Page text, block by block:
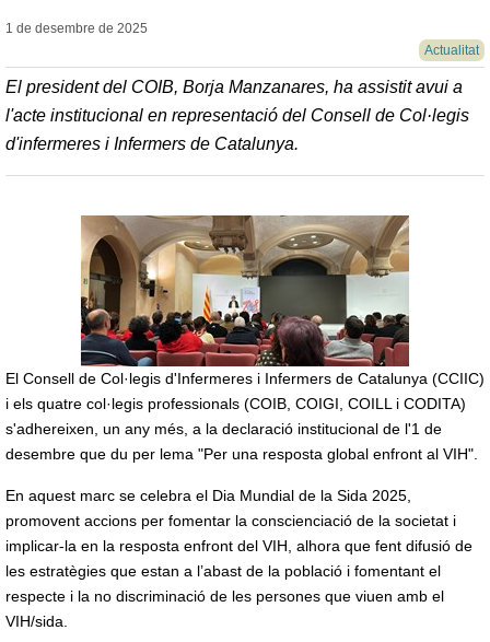
1 de desembre de 2025
Actualitat
El president del COIB, Borja Manzanares, ha assistit avui a
l'acte institucional en representació del Consell de Col·legis
d'infermeres i Infermers de Catalunya.
El Consell de Col·legis d'Infermeres i Infermers de Catalunya (CCIIC)
i els quatre col·legis professionals (COIB, COIGI, COILL i CODITA)
s'adhereixen, un any més, a la declaració institucional de l'1 de
desembre que du per lema "Per una resposta global enfront al VIH".
En aquest marc se celebra el Dia Mundial de la Sida 2025,
promovent accions per fomentar la conscienciació de la societat i
implicar-la en la resposta enfront del VIH, alhora que fent difusió de
les estratègies que estan a l’abast de la població i fomentant el
respecte i la no discriminació de les persones que viuen amb el
VIH/sida.